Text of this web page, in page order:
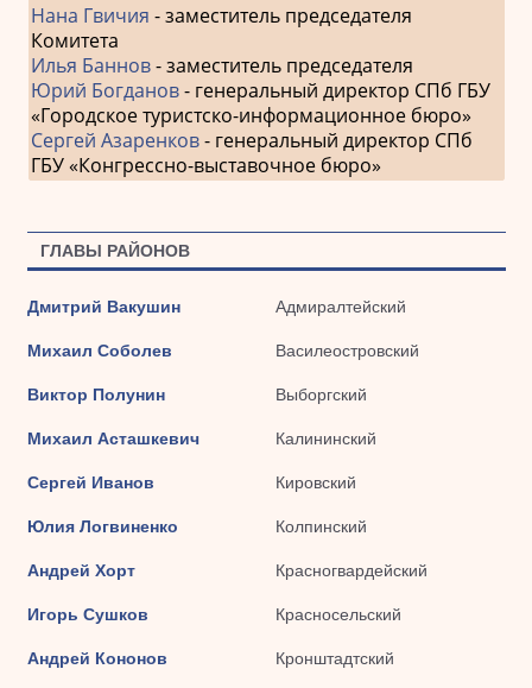
Нана Гвичия - заместитель председателя
Комитета
Илья Баннов- заместитель председателя
Юрий Богданов- генеральный директор СПб ГБУ
«Городское туристско-информационное бюро»
Сергей Азаренков- генеральный директор СПб
ГБУ «Конгрессно-выставочное бюро»
ГЛАВЫ РАЙОНОВ
Дмитрий Вакушин Адмиралтейский
Михаил Соболев Василеостровский
Виктор Полунин Выборгский
Михаил Асташкевич Калининский
Сергей Иванов Кировский
Юлия Логвиненко Колпинский
Андрей Хорт Красногвардейский
Игорь Сушков Красносельский
Андрей Кононов Кронштадтский